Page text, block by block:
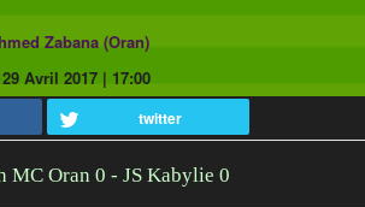
Zabana (Oran)
Avril 2017 | 17:00
twitter
MC Oran 0 - JS Kabylie 0